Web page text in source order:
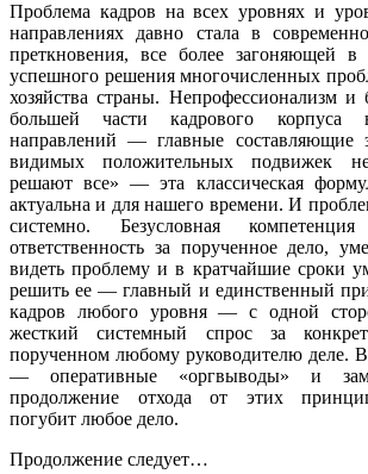
Проблема кадров на всех уровнях и
направлениях давно стала в
преткновения, все более загоняющей в
успешного решения многочисленных
хозяйства страны. Непрофессионализм и
большей части кадрового
направлений — главные составляющие
видимых положительных подвижек
решают все» — эта классическая
актуальна и для нашего времени. И
системно. Безусловная
ответственность за порученное дело,
видеть проблему и в кратчайшие сроки
решить ее — главный и единственный
кадров любого уровня — с одной
жесткий системный спрос за
порученном любому руководителю деле.
— оперативные «оргвыводы» и
продолжение отхода от этих
погубит любое дело.
Продолжение следует…